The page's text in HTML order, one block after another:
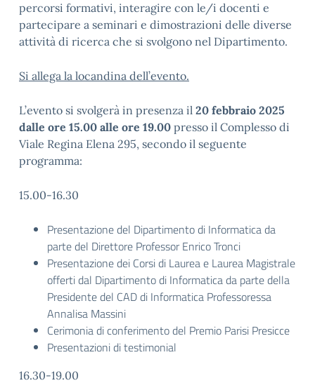
percorsi formativi, interagire con le/i docenti e
partecipare a seminari e dimostrazioni delle diverse
attività di ricerca che si svolgono nel Dipartimento.
Si allega la locandina dell’evento.
L’evento si svolgerà in presenza il 20 febbraio 2025
dalle ore 15.00 alle ore 19.00 presso il Complesso di
Viale Regina Elena 295, secondo il seguente
programma:
15.00-16.30
Presentazione del Dipartimento di Informatica da
parte del Direttore Professor Enrico Tronci
Presentazione dei Corsi di Laurea e Laurea Magistrale
offerti dal Dipartimento di Informatica da parte della
Presidente del CAD di Informatica Professoressa
Annalisa Massini
Cerimonia di conferimento del Premio Parisi Presicce
Presentazioni di testimonial
16.30-19.00